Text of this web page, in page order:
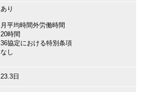
あり
月平均時間外労働時間
20時間
36協定における特別条項
なし
23.3日